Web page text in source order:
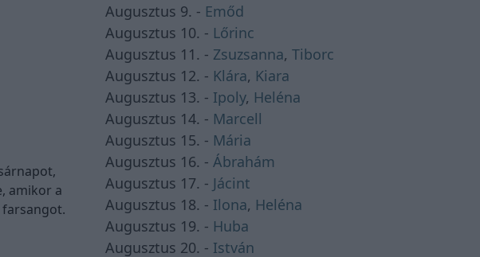
amikor a
Augusztus 9. - Emőd
Augusztus 10. - Lőrinc
Augusztus 11. - Zsuzsanna, Tiborc
Augusztus 12. - Klára, Kiara
Augusztus 13. - Ipoly, Heléna
Augusztus 14. - Marcell
Augusztus 15. - Mária
Augusztus 16. - Ábrahám
Augusztus 17. - Jácint
Augusztus 18. - Ilona, Heléna
Augusztus 19. - Huba
Augusztus 20. - István